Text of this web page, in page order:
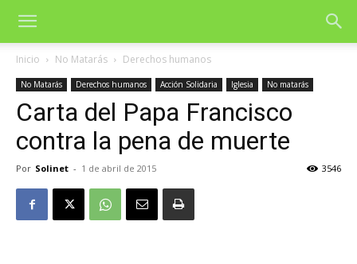
Inicio No Matarás Derechos humanos
No Matarás Derechos humanos Acción Solidaria Iglesia No matarás
Carta del Papa Francisco
contra la pena de muerte
Por Solinet - 1 de abril de 2015 3546